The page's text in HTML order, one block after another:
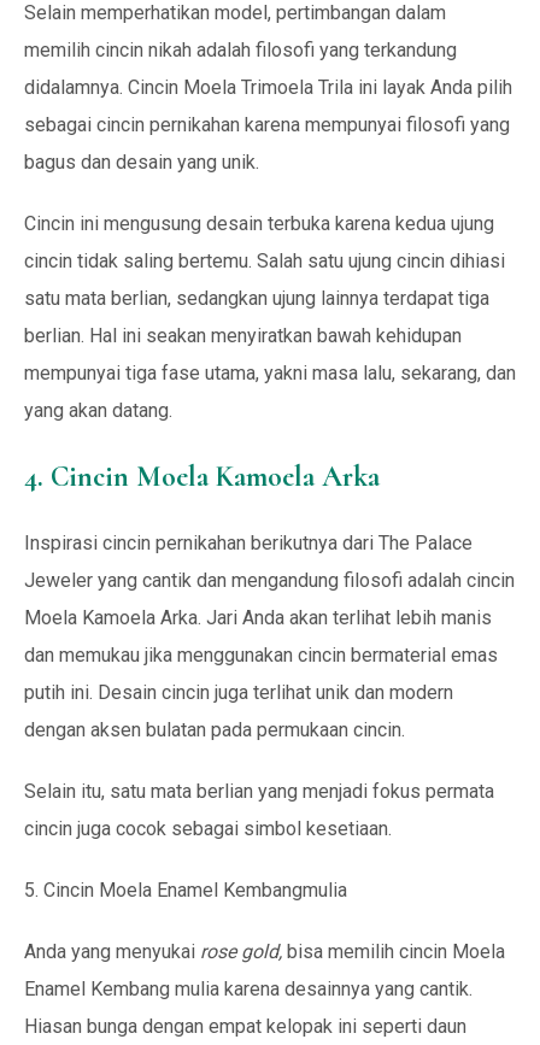
Selain memperhatikan model, pertimbangan dalam
memilih cincin nikah adalah filosofi yang terkandung
didalamnya. Cincin Moela Trimoela Trila ini layak Anda pilih
sebagai cincin pernikahan karena mempunyai filosofi yang
bagus dan desain yang unik.
Cincin ini mengusung desain terbuka karena kedua ujung
cincin tidak saling bertemu. Salah satu ujung cincin dihiasi
satu mata berlian, sedangkan ujung lainnya terdapat tiga
berlian. Hal ini seakan menyiratkan bawah kehidupan
mempunyai tiga fase utama, yakni masa lalu, sekarang, dan
yang akan datang.
4. Cincin Moela Kamoela Arka
Inspirasi cincin pernikahan berikutnya dari The Palace
Jeweler yang cantik dan mengandung filosofi adalah cincin
Moela Kamoela Arka. Jari Anda akan terlihat lebih manis
dan memukau jika menggunakan cincin bermaterial emas
putih ini. Desain cincin juga terlihat unik dan modern
dengan aksen bulatan pada permukaan cincin.
Selain itu, satu mata berlian yang menjadi fokus permata
cincin juga cocok sebagai simbol kesetiaan.
5. Cincin Moela Enamel Kembangmulia
Anda yang menyukai rose gold, bisa memilih cincin Moela
Enamel Kembang mulia karena desainnya yang cantik.
Hiasan bunga dengan empat kelopak ini seperti daun